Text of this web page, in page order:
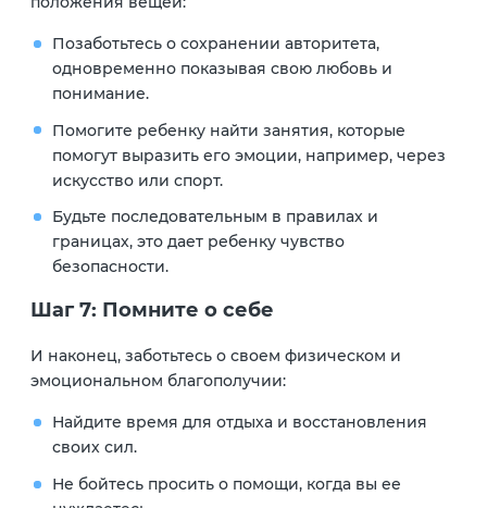
Позаботьтесь о сохранении авторитета,
одновременно показывая свою любовь и
понимание.
Помогите ребенку найти занятия, которые
помогут выразить его эмоции, например, через
искусство или спорт.
Будьте последовательным в правилах и
границах, это дает ребенку чувство
безопасности.
Шаг 7: Помните о себе
И наконец, заботьтесь о своем физическом и
эмоциональном благополучии:
Найдите время для отдыха и восстановления
своих сил.
Не бойтесь просить о помощи, когда вы ее